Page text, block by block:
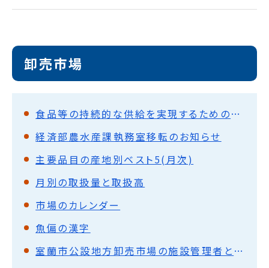
卸売市場
食品等の持続的な供給を実現するための取引の適正化に関する公表事項
経済部農水産課執務室移転のお知らせ
主要品目の産地別ベスト5(月次)
月別の取扱量と取扱高
市場のカレンダー
魚偏の漢字
室蘭市公設地方卸売市場の施設管理者と入場したいかたに